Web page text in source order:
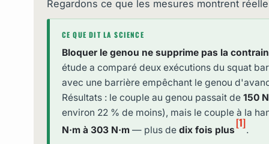
Regardons ce que les mesures montrent
CE QUE DIT LA SCIENCE
Bloquer le genou ne supprime pas la
étude a comparé deux exécutions du squat
avec une barrière empêchant le genou
Résultats : le couple au genou passait de 150
environ 22 % de moins), mais le couple à la
N·m à 303 N·m— plus de dix fois plus
[1]
.